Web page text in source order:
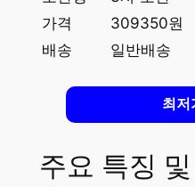
가격
309350원
배송
일반배송
최저
주요 특징